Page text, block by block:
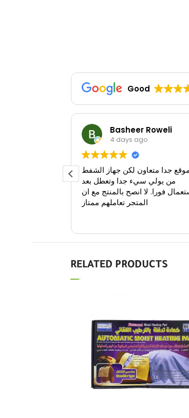
Good
Basheer Roweli
4 days ago
جدا متعاون لكن جهاز الشفط
من يولي سيء جدا وتعطل بعد
فورا. لا انصح بالمنتج مع ان
المتجر تعاملهم ممتاز
RELATED PRODUCTS